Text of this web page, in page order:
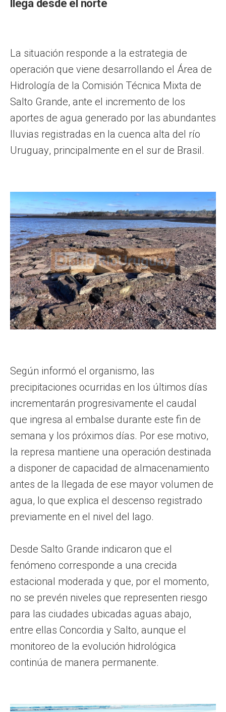
llega desde el norte
La situación responde a la estrategia de
operación que viene desarrollando el Área de
Hidrología de la Comisión Técnica Mixta de
Salto Grande, ante el incremento de los
aportes de agua generado por las abundantes
lluvias registradas en la cuenca alta del río
Uruguay, principalmente en el sur de Brasil.
Según informó el organismo, las
precipitaciones ocurridas en los últimos días
incrementarán progresivamente el caudal
que ingresa al embalse durante este fin de
semana y los próximos días. Por ese motivo,
la represa mantiene una operación destinada
a disponer de capacidad de almacenamiento
antes de la llegada de ese mayor volumen de
agua, lo que explica el descenso registrado
previamente en el nivel del lago.
Desde Salto Grande indicaron que el
fenómeno corresponde a una crecida
estacional moderada y que, por el momento,
no se prevén niveles que representen riesgo
para las ciudades ubicadas aguas abajo,
entre ellas Concordia y Salto, aunque el
monitoreo de la evolución hidrológica
continúa de manera permanente.